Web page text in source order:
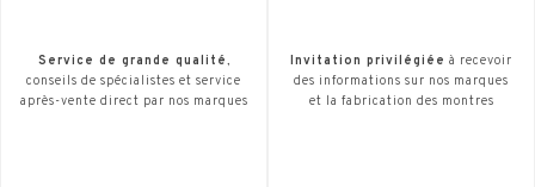
Service de grande qualité,
conseils de spécialistes et service
après-vente direct par nos marques
Invitation privilégiée à recevoir
des informations sur nos marques
et la fabrication des montres